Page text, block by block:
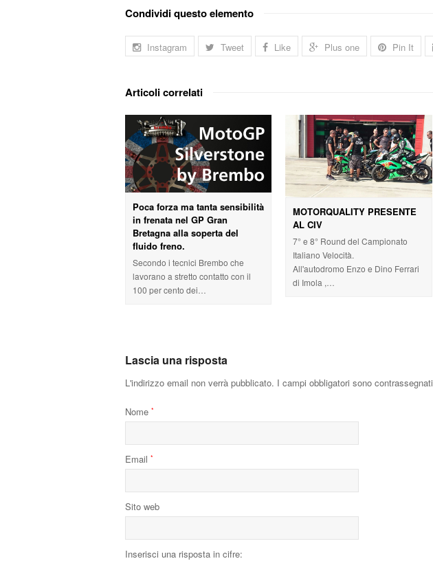
Condividi questo elemento
Instagram Tweet Like Plus one Pin It
Articoli correlati
Poca forza ma tanta sensibilità
in frenata nel GP Gran
Bretagna alla soperta del
fluido freno.
Secondo i tecnici Brembo che
lavorano a stretto contatto con il
100 per cento dei…
MOTORQUALITY PRESENTE
AL CIV
7° e 8° Round del Campionato
Italiano Velocità.
All'autodromo Enzo e Dino Ferrari
di Imola ,…
Lascia una risposta
L'indirizzo email non verrà pubblicato. I campi obbligatori sono contrassegnati
Nome *
Email *
Sito web
Inserisci una risposta in cifre: